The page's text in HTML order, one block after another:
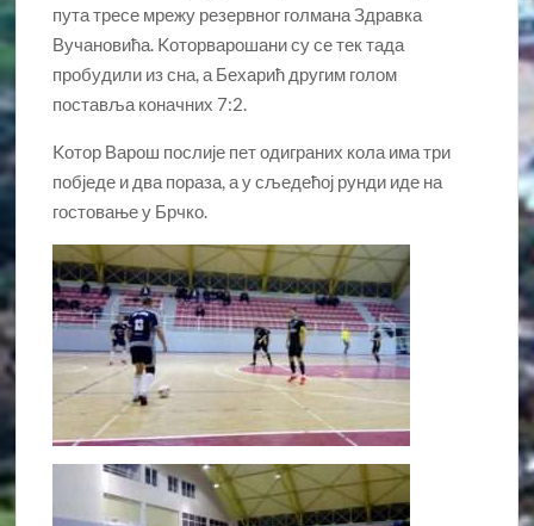
пута тресе мрежу резервног голмана Здравка
Вучановића. Kоторварошани су се тек тада
пробудили из сна, а Бехарић другим голом
поставља коначних 7:2.
Kотор Варош послије пет одиграних кола има три
побједе и два пораза, а у сљедећој рунди иде на
гостовање у Брчко.